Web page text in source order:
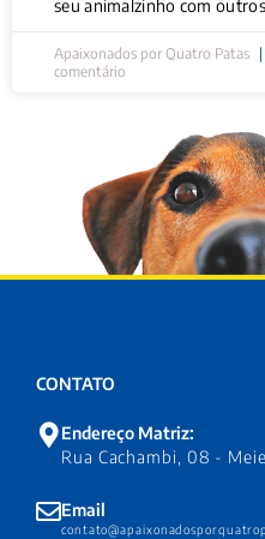
seu animalzinho com
Apaixonados por Quatro Patas
comentário
CONTATO
Endereço Matriz:
Rua Cachambi, 08 -
Email